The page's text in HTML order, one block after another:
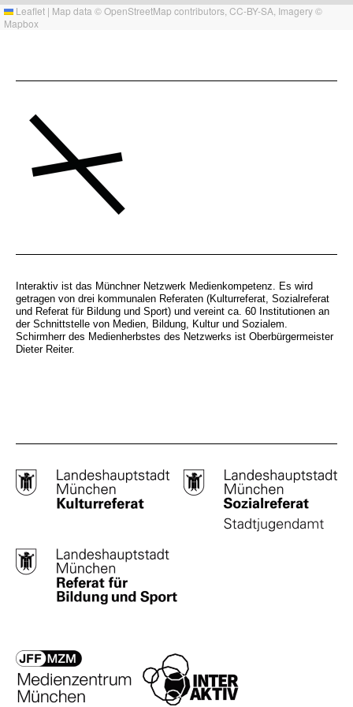
Leaflet | Map data ©OpenStreetMap contributors, CC-BY-SA , Imagery ©
Mapbox
Interaktiv ist das Münchner Netzwerk Medienkompetenz. Es wird
getragen von drei kommunalen Referaten (Kulturreferat, Sozialreferat
und Referat für Bildung und Sport) und vereint ca. 60 Institutionen an
der Schnittstelle von Medien, Bildung, Kultur und Sozialem.
Schirmherr des Medienherbstes des Netzwerks ist Oberbürgermeister
Dieter Reiter.